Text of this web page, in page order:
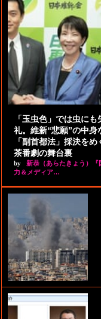
「玉虫色」では虫にも
礼。維新“悲願”の中身
「副首都法」採決をめ
茶番劇の舞台裏
by
新恭（あらたきょう）『
力＆メディア…